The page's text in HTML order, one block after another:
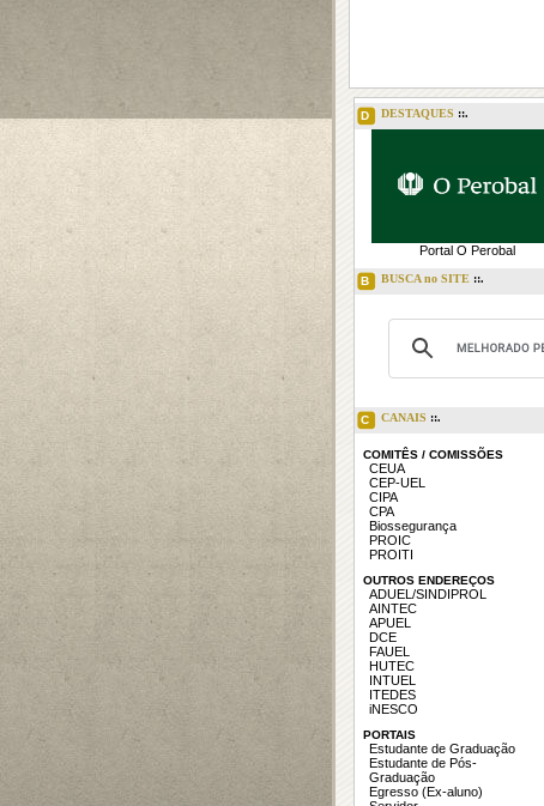
D DESTAQUES ::.
Portal O Perobal
B BUSCA no SITE ::.
C CANAIS ::.
COMITÊS / COMISSÕES
CEUA
CEP-UEL
CIPA
CPA
Biossegurança
PROIC
PROITI
OUTROS ENDEREÇOS
ADUEL/SINDIPROL
AINTEC
APUEL
DCE
FAUEL
HUTEC
INTUEL
ITEDES
iNESCO
PORTAIS
Estudante de Graduação
Estudante de Pós-
Graduação
Egresso (Ex-aluno)